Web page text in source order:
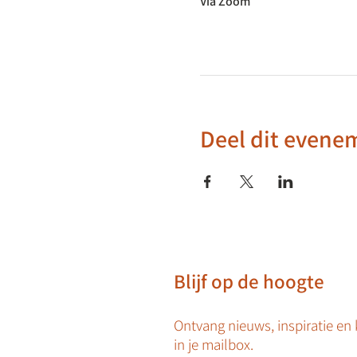
Deel dit
Ontvang nieuws, inspiratie en
in je mailbox.
Blijf op de hoogte